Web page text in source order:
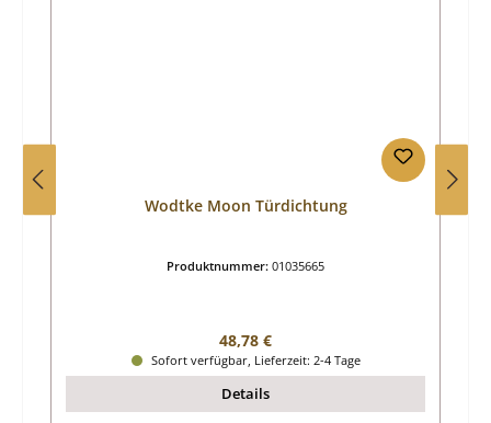
Wodtke Moon Türdichtung
Produktnummer: 01035665
Regulärer Preis:
48,78 €
Sofort verfügbar, Lieferzeit: 2-4 Tage
Details